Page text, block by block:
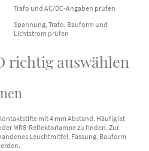
Trafo und AC/DC-Angaben prüfen
Spannung, Trafo, Bauform und
Lichtstrom prüfen
richtig auswählen
mit 4 mm Abstand. Häufig ist
MR8-Reflektorlampe zu finden. Zur
Leuchtmittel, Fassung, Bauform